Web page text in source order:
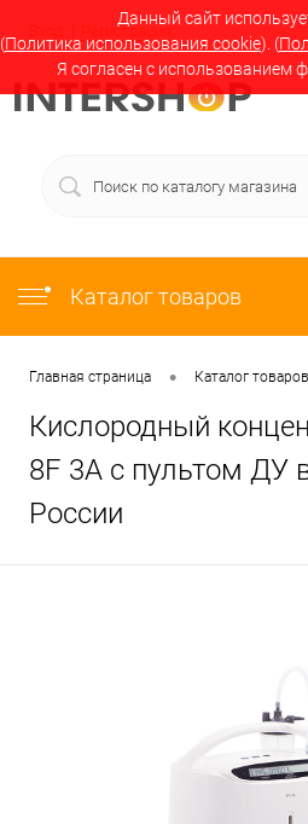
Данный сайт
(Политика использования cookie). (
Я согласен с использованием
Вход Регистрация
Каталог товаров
Главная страница • Каталог товаров
Кислородный
8F 3A с пультом ДУ
России